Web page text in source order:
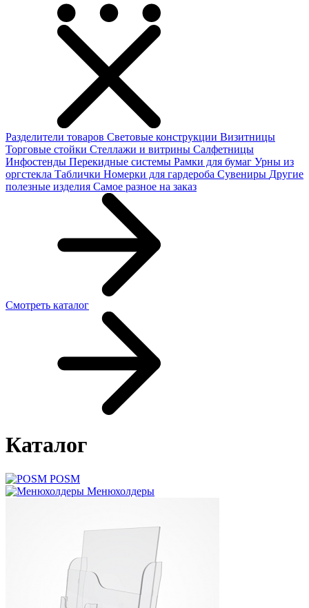
Разделители товаров Световые конструкции Визитницы
Торговые стойки Cтеллажи и витрины Салфетницы
Инфостенды Перекидные системы Рамки для бумаг Урны из
оргстекла Таблички Номерки для гардероба Сувениры Другие
полезные изделия Самое разное на заказ
Смотреть каталог
Каталог
POSM
Менюхолдеры